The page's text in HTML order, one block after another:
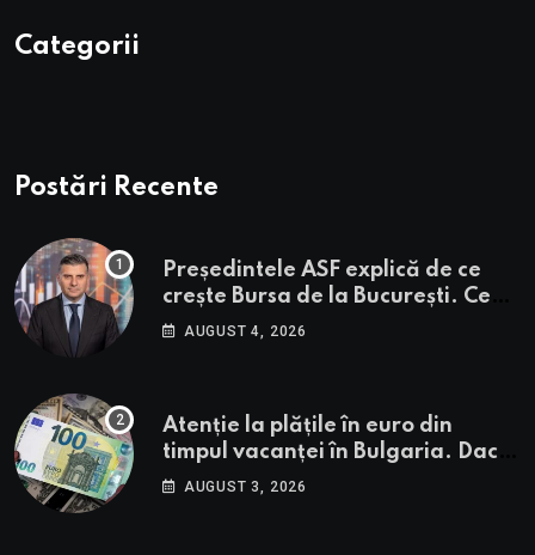
Categorii
Postări Recente
Președintele ASF explică de ce
crește Bursa de la București. Ce
urmează pentru BVB potrivit lui
AUGUST 4, 2026
Atenție la plățile în euro din
timpul vacanței în Bulgaria. Dacă
în România cele mai falsificate
AUGUST 3, 2026